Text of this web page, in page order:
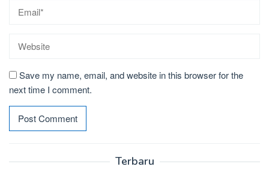
Save my name, email, and website in this browser for the
next time I comment.
Terbaru